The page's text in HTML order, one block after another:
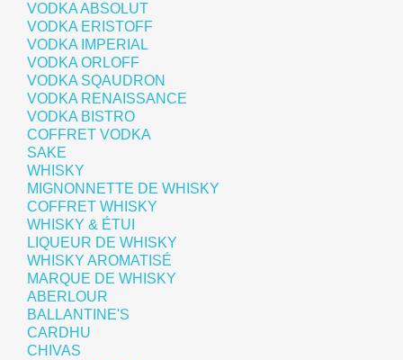
VODKA ABSOLUT
VODKA ERISTOFF
VODKA IMPERIAL
VODKA ORLOFF
VODKA SQAUDRON
VODKA RENAISSANCE
VODKA BISTRO
COFFRET VODKA
SAKE
WHISKY
MIGNONNETTE DE WHISKY
COFFRET WHISKY
WHISKY & ÉTUI
LIQUEUR DE WHISKY
WHISKY AROMATISÉ
MARQUE DE WHISKY
ABERLOUR
BALLANTINE'S
CARDHU
CHIVAS